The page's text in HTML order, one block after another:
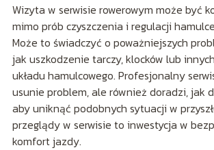
Wizyta w serwisie rowerowym może być
mimo prób czyszczenia i regulacji
Może to świadczyć o poważniejszych
jak uszkodzenie tarczy, klocków lub
układu hamulcowego. Profesjonalny
usunie problem, ale również doradzi, jak
aby uniknąć podobnych sytuacji w
przeglądy w serwisie to inwestycja w
komfort jazdy.